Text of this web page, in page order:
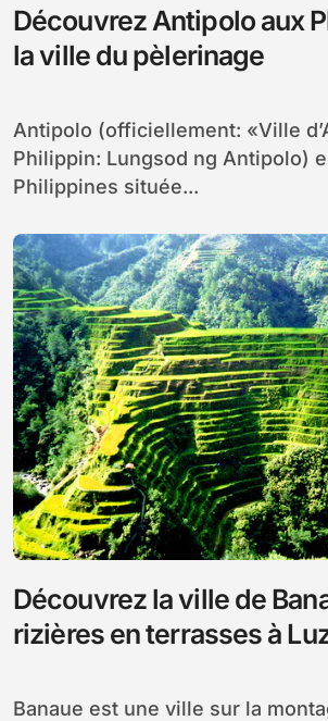
Découvrez Antipolo aux
la ville du pèlerinage
Antipolo (officiellement: «Ville d’Antipolo», en
Philippin: Lungsod ng Antipolo)
Philippines située...
Découvrez la ville de
rizières en terrasses à
Banaue est une ville sur la montagne Cordillère